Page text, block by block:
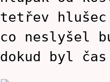
tetřev hlušec
co neslyšel
dokud byl čas